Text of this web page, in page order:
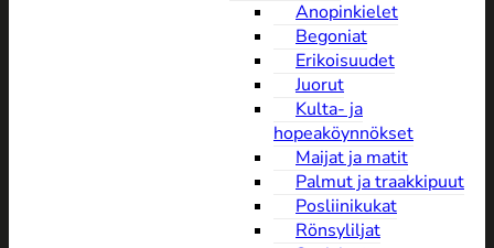
Anopinkielet
Begoniat
Erikoisuudet
Juorut
Kulta- ja
hopeaköynnökset
Maijat ja matit
Palmut ja traakkipuut
Posliinikukat
Rönsyliljat